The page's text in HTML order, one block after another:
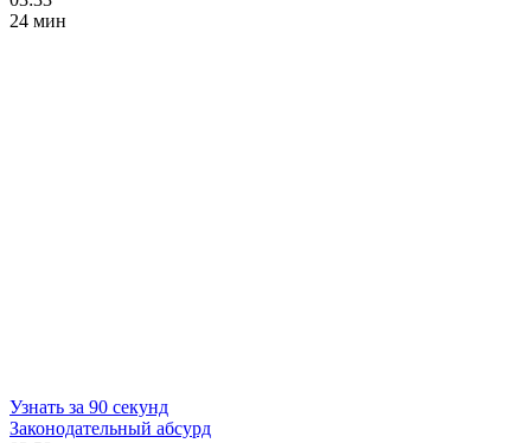
24 мин
Узнать за 90 секунд
Законодательный абсурд